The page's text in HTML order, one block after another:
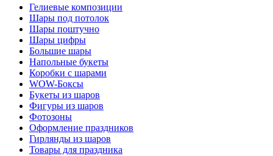
Гелиевые композиции
Шары под потолок
Шары поштучно
Шары цифры
Большие шары
Напольные букеты
Коробки с шарами
WOW-Боксы
Букеты из шаров
Фигуры из шаров
Фотозоны
Оформление праздников
Гирлянды из шаров
Товары для праздника